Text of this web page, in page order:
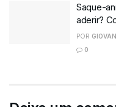
Saque-
aderir?
POR
0